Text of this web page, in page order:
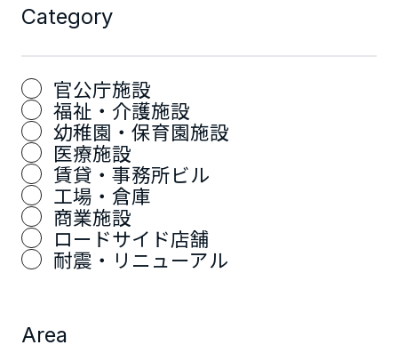
Category
官公庁施設
福祉・介護施設
幼稚園・保育園施設
医療施設
賃貸・事務所ビル
工場・倉庫
商業施設
ロードサイド店舗
耐震・リニューアル
Area